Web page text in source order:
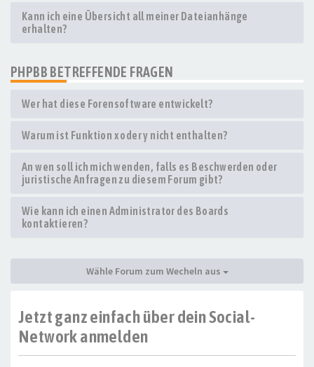
Kann ich eine Übersicht all meiner Dateianhänge
erhalten?
PHPBB BETREFFENDE FRAGEN
Wer hat diese Forensoftware entwickelt?
Warum ist Funktion x oder y nicht enthalten?
An wen soll ich mich wenden, falls es Beschwerden oder
juristische Anfragen zu diesem Forum gibt?
Wie kann ich einen Administrator des Boards
kontaktieren?
Wähle Forum zum Wecheln aus
Jetzt ganz einfach über dein Social-
Network anmelden